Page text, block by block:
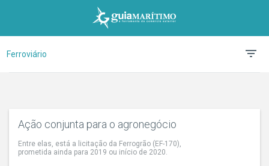
Ferroviário
Ação conjunta para o agronegócio
Entre elas, está a licitação da Ferrogrão (EF-170),
prometida ainda para 2019 ou início de 2020.